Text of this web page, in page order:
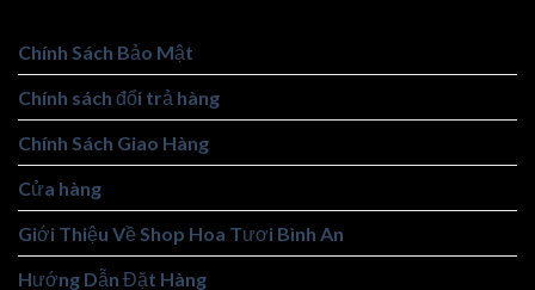
Chính Sách Bảo Mật
Chính sách đổi trả hàng
Chính Sách Giao Hàng
Cửa hàng
Giới Thiệu Về Shop Hoa Tươi Bình An
Hướng Dẫn Đặt Hàng